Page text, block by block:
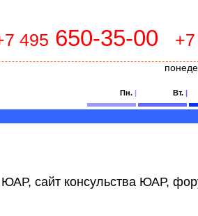
495 650-35-00
Пн. | Вт. |
сайт консульства ЮАР,